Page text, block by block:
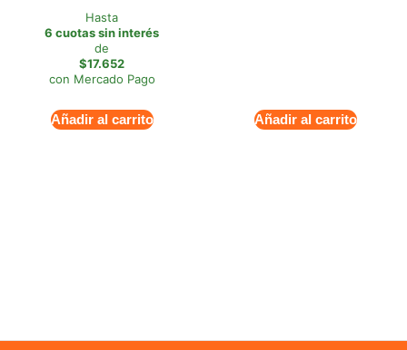
Hasta
6 cuotas sin interés
de
$17.652
con Mercado Pago
Añadir al carrito Añadir al carrito